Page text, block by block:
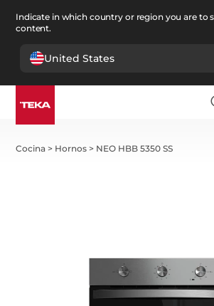
Indicate in which country or region you are to
content.
United States
Cocina > Hornos > NEO HBB 5350 SS